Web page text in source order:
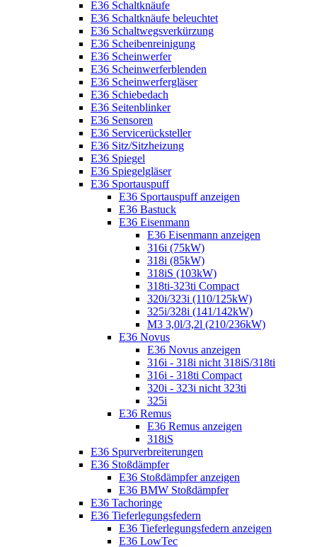
E36 Schaltknäufe
E36 Schaltknäufe beleuchtet
E36 Schaltwegsverkürzung
E36 Scheibenreinigung
E36 Scheinwerfer
E36 Scheinwerferblenden
E36 Scheinwerfergläser
E36 Schiebedach
E36 Seitenblinker
E36 Sensoren
E36 Servicerücksteller
E36 Sitz/Sitzheizung
E36 Spiegel
E36 Spiegelgläser
E36 Sportauspuff
E36 Sportauspuff anzeigen
E36 Bastuck
E36 Eisenmann
E36 Eisenmann anzeigen
316i (75kW)
318i (85kW)
318iS (103kW)
318ti-323ti Compact
320i/323i (110/125kW)
325i/328i (141/142kW)
M3 3,0l/3,2l (210/236kW)
E36 Novus
E36 Novus anzeigen
316i - 318i nicht 318iS/318ti
316i - 318ti Compact
320i - 323i nicht 323ti
325i
E36 Remus
E36 Remus anzeigen
318iS
E36 Spurverbreiterungen
E36 Stoßdämpfer
E36 Stoßdämpfer anzeigen
E36 BMW Stoßdämpfer
E36 Tachoringe
E36 Tieferlegungsfedern
E36 Tieferlegungsfedern anzeigen
E36 LowTec